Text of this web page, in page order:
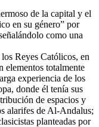
de la capital y el
en su género” por
como una
Reyes Católicos, en
elementos totalmente
experiencia de los
donde él tenía sus
de espacios y
alarifes de Al-Andalus;
planteadas por